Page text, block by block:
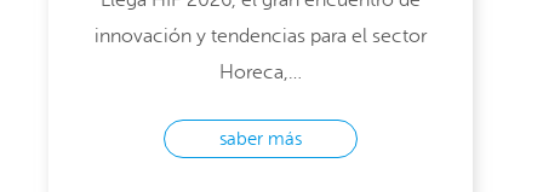
innovación y tendencias para el sector
Horeca,…
saber más